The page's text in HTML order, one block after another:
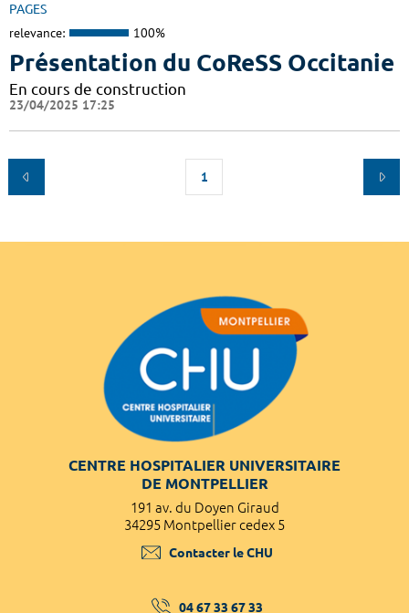
PAGES
relevance: 100%
Présentation du CoReSS Occitanie
En cours de construction
23/04/2025 17:25
1
CENTRE HOSPITALIER UNIVERSITAIRE
DE MONTPELLIER
191 av. du Doyen Giraud
34295 Montpellier cedex 5
Contacter le CHU
04 67 33 67 33